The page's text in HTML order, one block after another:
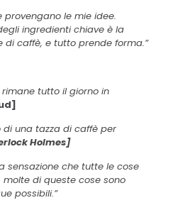
provengano le mie idee.
ingredienti chiave è la
di caffè, e tutto prende forma.”
tutto il giorno in
di una tazza di caffè per
Holmes]
sensazione che tutte le cose
di queste cose sono
possibili.”